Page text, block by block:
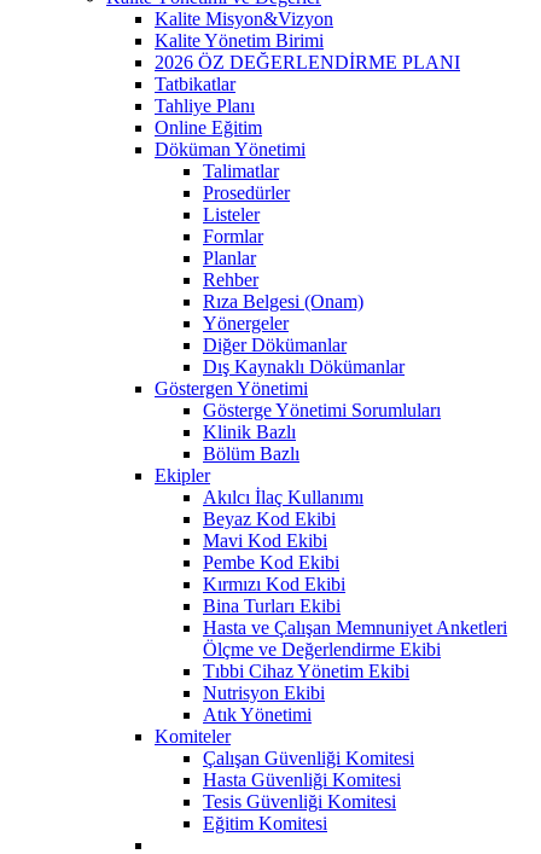
Kalite Misyon&Vizyon
Kalite Yönetim Birimi
2026 ÖZ DEĞERLENDİRME PLANI
Tatbikatlar
Tahliye Planı
Online Eğitim
Döküman Yönetimi
Talimatlar
Prosedürler
Listeler
Formlar
Planlar
Rehber
Rıza Belgesi (Onam)
Yönergeler
Diğer Dökümanlar
Dış Kaynaklı Dökümanlar
Göstergen Yönetimi
Gösterge Yönetimi Sorumluları
Klinik Bazlı
Bölüm Bazlı
Ekipler
Akılcı İlaç Kullanımı
Beyaz Kod Ekibi
Mavi Kod Ekibi
Pembe Kod Ekibi
Kırmızı Kod Ekibi
Bina Turları Ekibi
Hasta ve Çalışan Memnuniyet Anketleri
Ölçme ve Değerlendirme Ekibi
Tıbbi Cihaz Yönetim Ekibi
Nutrisyon Ekibi
Atık Yönetimi
Komiteler
Çalışan Güvenliği Komitesi
Hasta Güvenliği Komitesi
Tesis Güvenliği Komitesi
Eğitim Komitesi